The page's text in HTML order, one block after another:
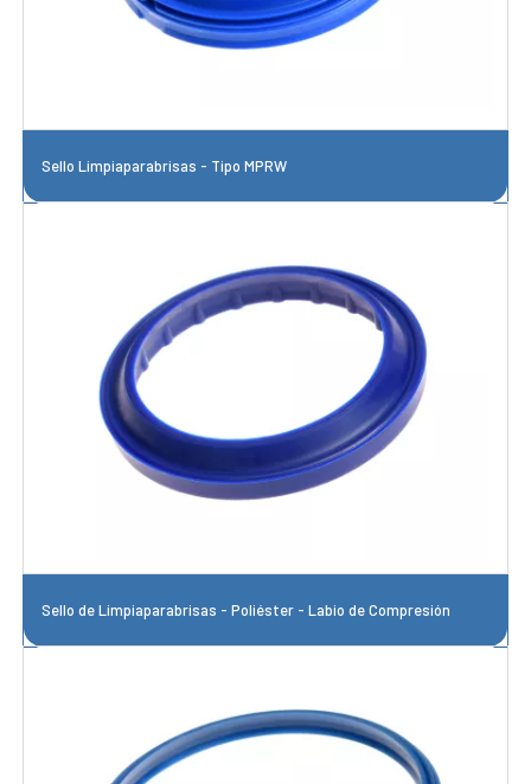
Sello Limpiaparabrisas - Tipo MPRW
Sello de Limpiaparabrisas - Poliéster - Labio de Compresión